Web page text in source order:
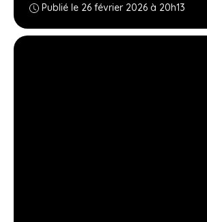
Publié le 26 février 2026 à 20h13